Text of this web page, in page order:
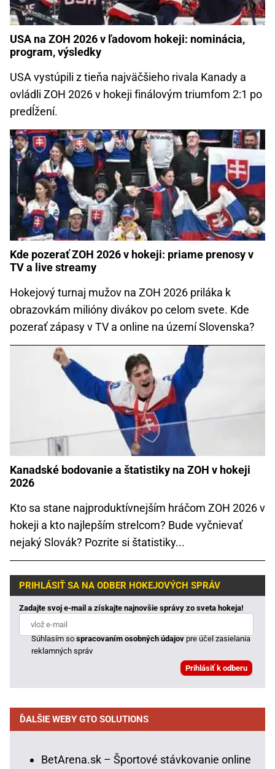
USA na ZOH 2026 v ľadovom hokeji: nominácia,
program, výsledky
USA vystúpili z tieňa najväčšieho rivala Kanady a
ovládli ZOH 2026 v hokeji finálovým triumfom 2:1 po
predĺžení.
Kde pozerať ZOH 2026 v hokeji: priame prenosy v
TV a live streamy
Hokejový turnaj mužov na ZOH 2026 priláka k
obrazovkám milióny divákov po celom svete. Kde
pozerať zápasy v TV a online na území Slovenska?
Kanadské bodovanie a štatistiky na ZOH v hokeji
2026
Kto sa stane najproduktívnejším hráčom ZOH 2026 v
hokeji a kto najlepším strelcom? Bude vyčnievať
nejaký Slovák? Pozrite si štatistiky...
PRIHLÁSIŤ SA NA ODBER HOKEJOVÝCH SPRÁV
Zadajte svoj e-mail a získajte najnovšie správy zo sveta hokeja!
Súhlasím sospracovaním osobných údajovpre účel zasielania
reklamných správ
ĎALŠIE WEBY GTO SOLUTIONS
BetArena.sk – Športové stávkovanie online